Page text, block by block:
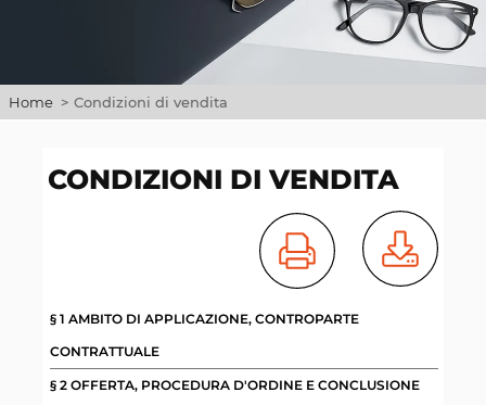
Home > Condizioni di vendita
CONDIZIONI DI VENDITA
§ 1 AMBITO DI APPLICAZIONE, CONTROPARTE
CONTRATTUALE
§ 2 OFFERTA, PROCEDURA D'ORDINE E CONCLUSIONE